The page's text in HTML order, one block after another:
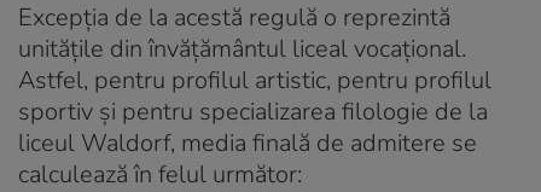
Excepţia de la acestă regulă o reprezintă
unităţile din învăţământul liceal vocaţional.
Astfel, pentru profilul artistic, pentru profilul
sportiv şi pentru specializarea filologie de la
liceul Waldorf, media finală de admitere se
calculează în felul următor: